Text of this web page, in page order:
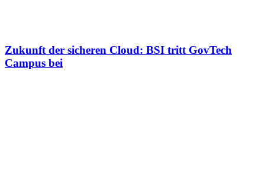
Zukunft der sicheren Cloud: BSI tritt GovTech
Campus bei